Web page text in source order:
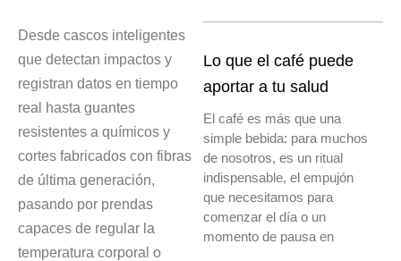
Desde cascos inteligentes
que detectan impactos y
registran datos en tiempo
real hasta guantes
resistentes a químicos y
cortes fabricados con fibras
de última generación,
pasando por prendas
capaces de regular la
temperatura corporal o
Lo que el café puede
aportar a tu salud
El café es más que una
simple bebida: para muchos
de nosotros, es un ritual
indispensable, el empujón
que necesitamos para
comenzar el día o un
momento de pausa en